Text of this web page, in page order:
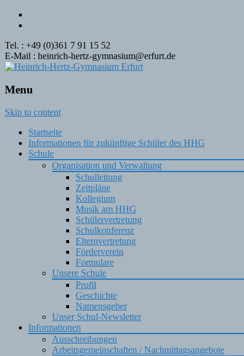
Tel. : +49 (0)361 7 91 15 52
E-Mail : heinrich-hertz-gymnasium@erfurt.de
Menu
Skip to content
Startseite
Informationen für zukünftige Schüler des HHG
Schule
Organisation und Verwaltung
Schulleitung
Zeitpläne
Kollegium
Musik am HHG
Schülervertretung
Schulkonferenz
Elternvertretung
Förderverein
Formulare
Unsere Schule
Profil
Geschichte
Namensgeber
Unser Schul-Newsletter
Informationen
Ausschreibungen
Arbeitsgemeinschaften / Nachmittagsangebote